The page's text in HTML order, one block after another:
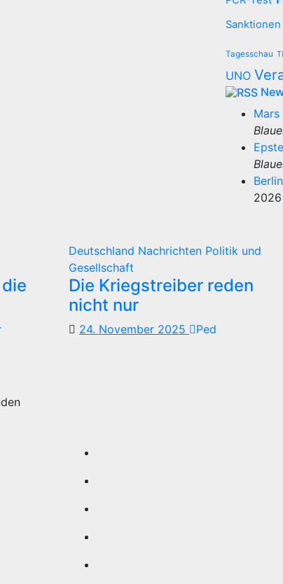
Sanktionen
Tagesschau
UNO
Mars
2026
Deutschland Nachrichten Politik und
Gesellschaft
Die Kriegstreiber reden
nicht nur
24. November 2025 Ped